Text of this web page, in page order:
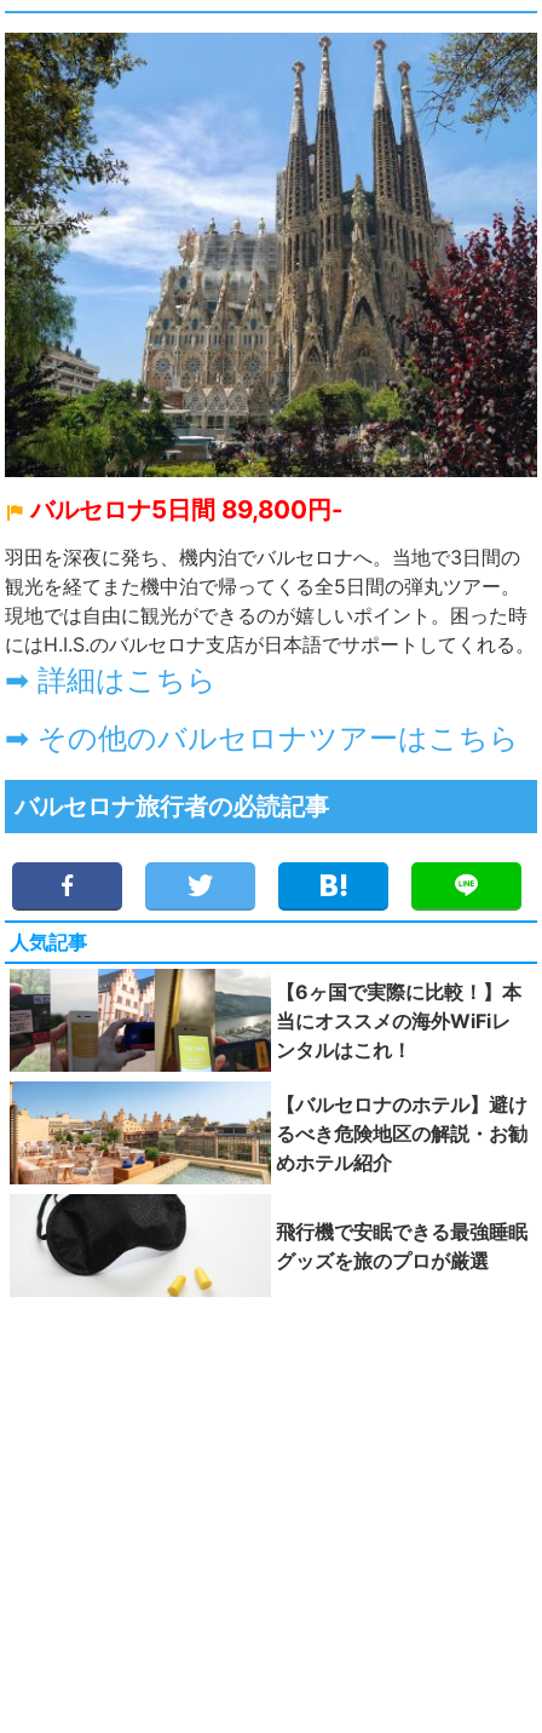
バルセロナ5日間 89,800円-
羽田を深夜に発ち、機内泊でバルセロナへ。当地で3日間の
観光を経てまた機中泊で帰ってくる全5日間の弾丸ツアー。
現地では自由に観光ができるのが嬉しいポイント。困った時
にはH.I.S.のバルセロナ支店が日本語でサポートしてくれる。
➡ 詳細はこちら
➡ その他のバルセロナツアーはこちら
バルセロナ旅行者の必読記事
人気記事
【6ヶ国で実際に比較！】本
当にオススメの海外WiFiレ
ンタルはこれ！
【バルセロナのホテル】避け
るべき危険地区の解説・お勧
めホテル紹介
飛行機で安眠できる最強睡眠
グッズを旅のプロが厳選